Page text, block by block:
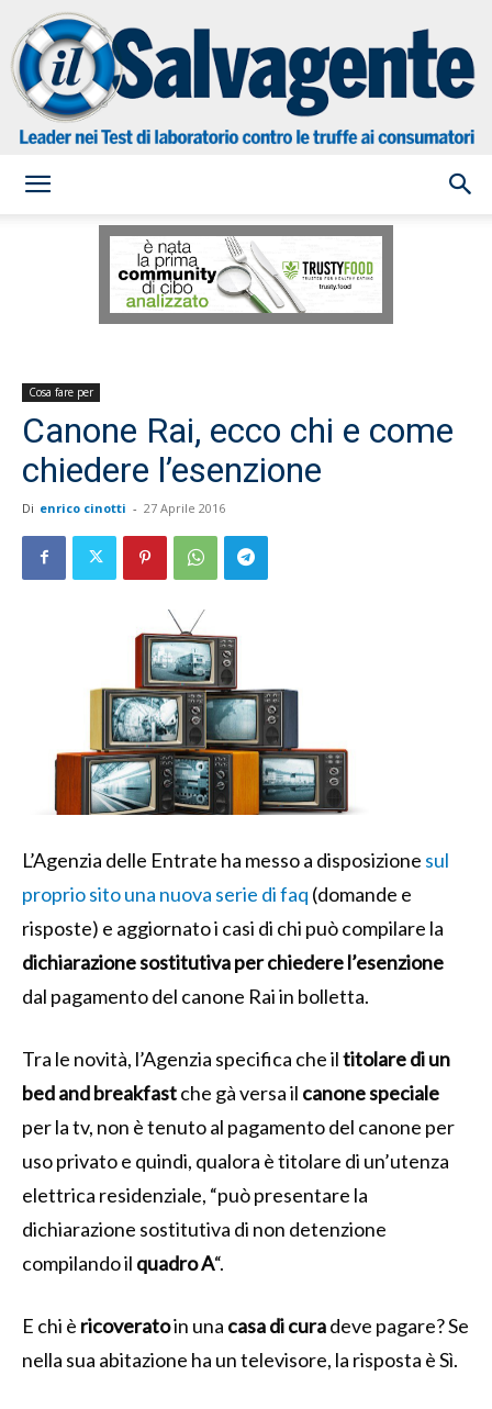
Salvagente
Cosa fare per
Canone Rai, ecco chi e come
chiedere l’esenzione
Di enrico cinotti - 27 Aprile 2016
L’Agenzia delle Entrate ha messo a disposizione sul
proprio sito una nuova serie di faq (domande e
risposte) e aggiornato i casi di chi può compilare la
dichiarazione sostitutiva per chiedere l’esenzione
dal pagamento del canone Rai in bolletta.
Tra le novità, l’Agenzia specifica che iltitolare di un
bed and breakfastche gà versa il canone speciale
per la tv, non è tenuto al pagamento del canone per
uso privato e quindi, qualora è titolare di un’utenza
elettrica residenziale, “può presentare la
dichiarazione sostitutiva di non detenzione
compilando il quadro A“.
E chi è ricoveratoin una casa di curadeve pagare? Se
nella sua abitazione ha un televisore, la risposta è Sì.